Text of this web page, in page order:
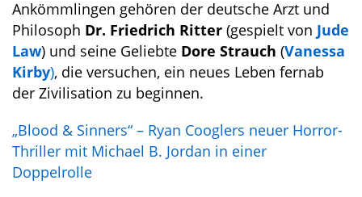
Ankömmlingen gehören der deutsche Arzt und
Philosoph Dr. Friedrich Ritter (gespielt von Jude
Law) und seine Geliebte Dore Strauch (Vanessa
Kirby), die versuchen, ein neues Leben fernab
der Zivilisation zu beginnen.
„Blood & Sinners“ – Ryan Cooglers neuer Horror-
Thriller mit Michael B. Jordan in einer
Doppelrolle